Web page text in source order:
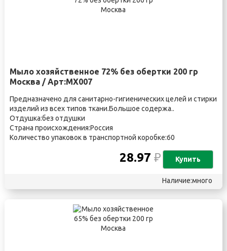
Мыло хозяйственное 72% без обертки 200 гр
Москва / Арт:МХ007
Предназначено для санитарно-гигиенических целей и стирки
изделий из всех типов ткани.Большое содержа..
Отдушка:без отдушки
Страна происхождения:Россия
Количество упаковок в транспортной коробке:60
28.97₽ Купить
Наличие:много